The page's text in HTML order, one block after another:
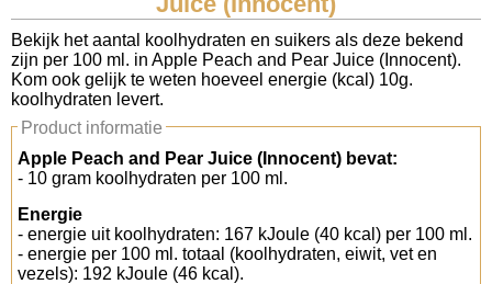
Koolhydraten tellen
Links
Bekijk het aantal koolhydraten en suikers als deze bekend
zijn per 100 ml. in Apple Peach and Pear Juice (Innocent).
Kom ook gelijk te weten hoeveel energie (kcal) 10g.
koolhydraten levert.
Product informatie
Apple Peach and Pear Juice (Innocent) bevat:
- 10 gram koolhydraten per 100 ml.
Energie
- energie uit koolhydraten: 167 kJoule (40 kcal) per 100 ml.
- energie per 100 ml. totaal (koolhydraten, eiwit, vet en
vezels): 192 kJoule (46 kcal).